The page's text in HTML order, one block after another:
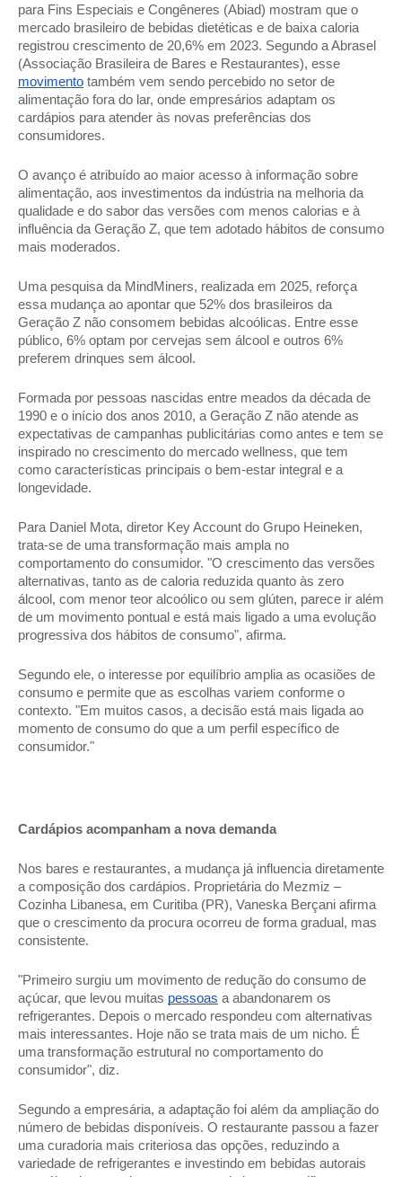
para Fins Especiais e Congêneres (Abiad) mostram que o
mercado brasileiro de bebidas dietéticas e de baixa caloria
registrou crescimento de 20,6% em 2023. Segundo a Abrasel
movimento também vem sendo percebido no setor de
alimentação fora do lar, onde empresários adaptam os
cardápios para atender às novas preferências dos
consumidores.
O avanço é atribuído ao maior acesso à informação sobre
alimentação, aos investimentos da indústria na melhoria da
qualidade e do sabor das versões com menos calorias e à
influência da Geração Z, que tem adotado hábitos de consumo
mais moderados.
Uma pesquisa da MindMiners, realizada em 2025, reforça
essa mudança ao apontar que 52% dos brasileiros da
Geração Z não consomem bebidas alcoólicas. Entre esse
público, 6% optam por cervejas sem álcool e outros 6%
preferem drinques sem álcool.
Formada por pessoas nascidas entre meados da década de
1990 e o início dos anos 2010, a Geração Z não atende as
expectativas de campanhas publicitárias como antes e tem se
inspirado no crescimento do mercado wellness, que tem
como características principais o bem-estar integral e a
longevidade.
Para Daniel Mota, diretor Key Account do Grupo Heineken,
trata-se de uma transformação mais ampla no
comportamento do consumidor. "O crescimento das versões
alternativas, tanto as de caloria reduzida quanto às zero
álcool, com menor teor alcoólico ou sem glúten, parece ir além
de um movimento pontual e está mais ligado a uma evolução
progressiva dos hábitos de consumo", afirma.
Segundo ele, o interesse por equilíbrio amplia as ocasiões de
consumo e permite que as escolhas variem conforme o
contexto. "Em muitos casos, a decisão está mais ligada ao
momento de consumo do que a um perfil específico de
consumidor."
Cardápios acompanham a nova demanda
Nos bares e restaurantes, a mudança já influencia diretamente
a composição dos cardápios. Proprietária do Mezmiz –
Cozinha Libanesa, em Curitiba (PR), Vaneska Berçani afirma
que o crescimento da procura ocorreu de forma gradual, mas
consistente.
"Primeiro surgiu um movimento de redução do consumo de
açúcar, que levou muitas pessoas a abandonarem os
refrigerantes. Depois o mercado respondeu com alternativas
mais interessantes. Hoje não se trata mais de um nicho. É
uma transformação estrutural no comportamento do
consumidor", diz.
Segundo a empresária, a adaptação foi além da ampliação do
número de bebidas disponíveis. O restaurante passou a fazer
uma curadoria mais criteriosa das opções, reduzindo a
variedade de refrigerantes e investindo em bebidas autorais